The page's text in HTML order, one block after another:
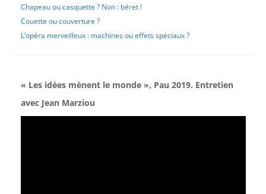
Chapeau ou casquette ? Non : béret !
Couette ou couverture ?
L’opéra merveilleux : machines ou effets spéciaux ?
« Les idées mènent le monde », Pau 2019. Entretien
avec Jean Marziou
Lecteur